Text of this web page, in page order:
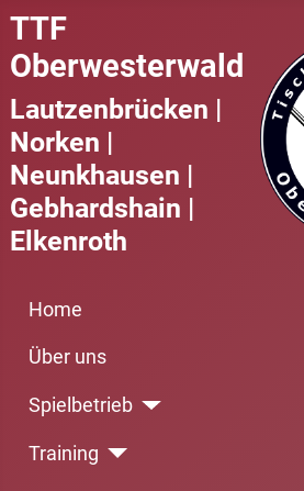
TTF
Oberwesterwald
Lautzenbrücken |
Norken |
Neunkhausen |
Gebhardshain |
Elkenroth
Home
Über uns
Spielbetrieb
Training